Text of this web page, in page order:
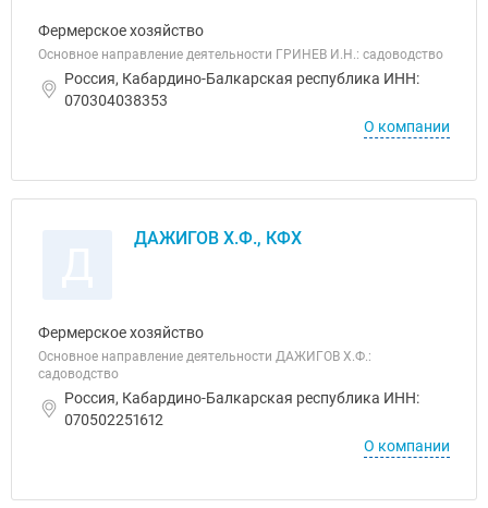
Фермерское хозяйство
Основное направление деятельности ГРИНЕВ И.Н.: садоводство
Россия, Кабардино-Балкарская республика ИНН:
070304038353
О компании
ДАЖИГОВ Х.Ф., КФХ
Фермерское хозяйство
Основное направление деятельности ДАЖИГОВ Х.Ф.:
садоводство
Россия, Кабардино-Балкарская республика ИНН:
070502251612
О компании